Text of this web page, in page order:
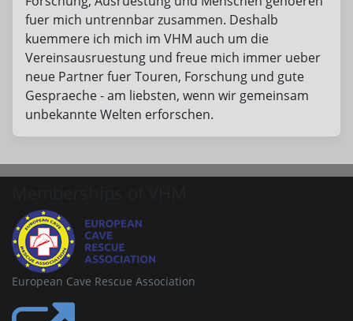
fuer mich untrennbar zusammen. Deshalb
kuemmere ich mich im VHM auch um die
Vereinsausruestung und freue mich immer ueber
neue Partner fuer Touren, Forschung und gute
Gespraeche - am liebsten, wenn wir gemeinsam
unbekannte Welten erforschen.
European Cave Rescue Association